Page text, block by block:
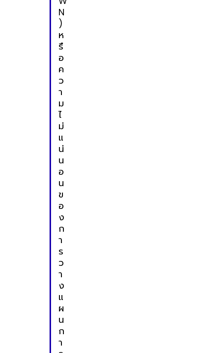
N
)
ห
รื
อ
ค
ว
า
ม
ไ
ม่
แ
น่
น
อ
น
ข
อ
ง
ก
า
ร
ว
า
ง
แ
ผ
น
ก
า